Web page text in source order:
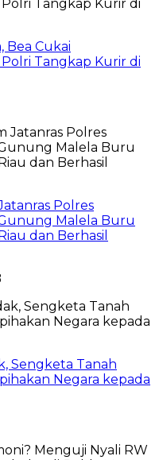
Bea Cukai
Tangkap Kurir di
Polres
Malela Buru
dan Berhasil
Sengketa Tanah
Negara kepada